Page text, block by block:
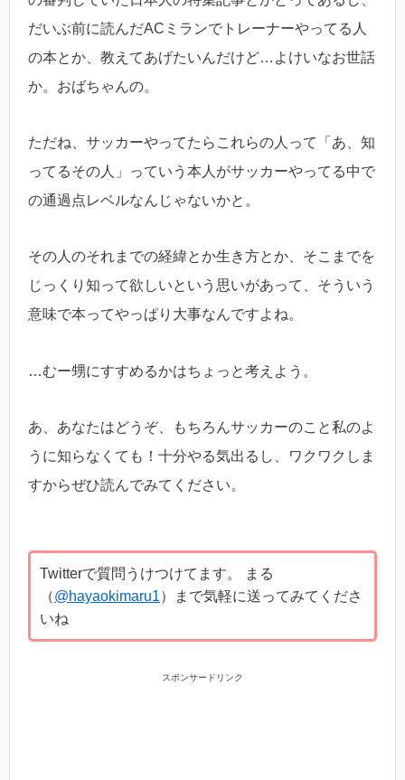
だいぶ前に読んだACミランでトレーナーやってる人
の本とか、教えてあげたいんだけど…よけいなお世話
か。おばちゃんの。
ただね、サッカーやってたらこれらの人って「あ、知
ってるその人」っていう本人がサッカーやってる中で
の通過点レベルなんじゃないかと。
その人のそれまでの経緯とか生き方とか、そこまでを
じっくり知って欲しいという思いがあって、そういう
意味で本ってやっぱり大事なんですよね。
…むー甥にすすめるかはちょっと考えよう。
あ、あなたはどうぞ、もちろんサッカーのこと私のよ
うに知らなくても！十分やる気出るし、ワクワクしま
すからぜひ読んでみてください。
Twitterで質問うけつけてます。 まる
（@hayaokimaru1）まで気軽に送ってみてくださ
いね
スポンサードリンク